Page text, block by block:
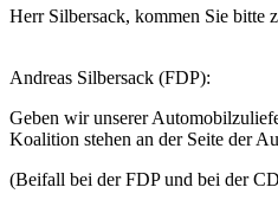
Herr Silbersack, kommen Sie bitte
Andreas Silbersack (FDP):
Geben wir unserer
Koalition stehen an der Seite der
(Beifall bei der FDP und bei der